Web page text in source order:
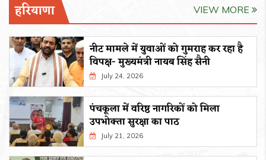
हरियाणा VIEW MORE
नीट मामले में युवाओं को गुमराह कर रहा है
विपक्ष- मुख्यमंत्री नायब सिंह सैनी
July 24, 2026
पंचकूला में वरिष्ठ नागरिकों को मिला
उपभोक्ता सुरक्षा का पाठ
July 21, 2026